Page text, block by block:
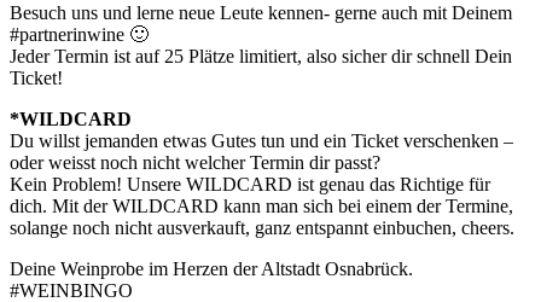
Besuch uns und lerne neue Leute kennen- gerne auch mit Deinem
#partnerinwine 🙂
Jeder Termin ist auf 25 Plätze limitiert, also sicher dir schnell Dein
Ticket!
*WILDCARD
Du willst jemanden etwas Gutes tun und ein Ticket verschenken –
oder weisst noch nicht welcher Termin dir passt?
Kein Problem! Unsere WILDCARD ist genau das Richtige für
dich. Mit der WILDCARD kann man sich bei einem der Termine,
solange noch nicht ausverkauft, ganz entspannt einbuchen, cheers.
Deine Weinprobe im Herzen der Altstadt Osnabrück.
#WEINBINGO